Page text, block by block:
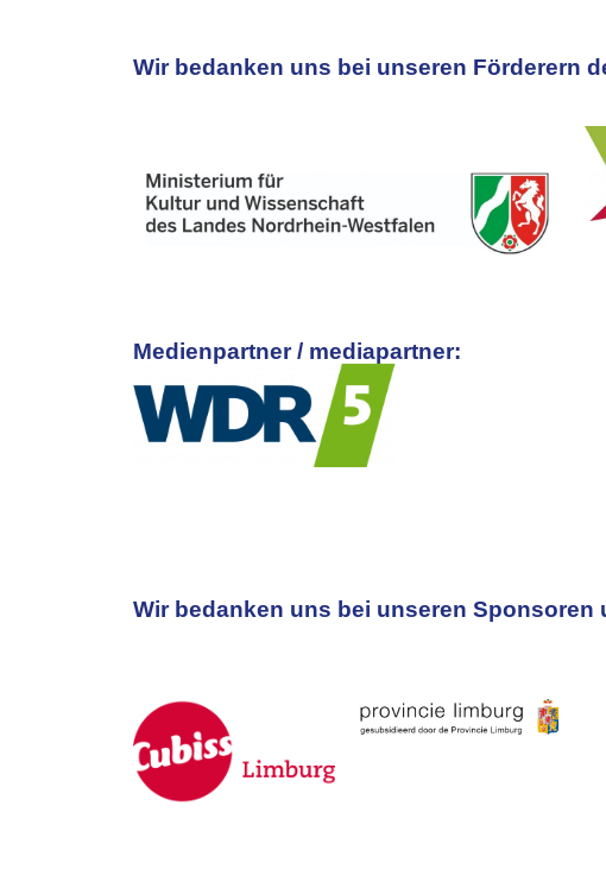
Wir bedanken uns bei unseren Förderern
Medienpartner / mediapartner:
Wir bedanken uns bei unseren